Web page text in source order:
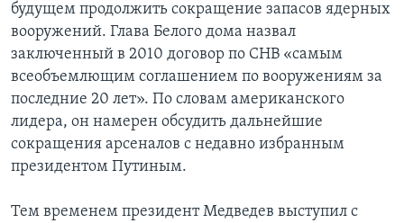
будущем продолжить сокращение запасов ядерных
вооружений. Глава Белого дома назвал
заключенный в 2010 договор по СНВ «самым
всеобъемлющим соглашением по вооружениям за
последние 20 лет». По словам американского
лидера, он намерен обсудить дальнейшие
сокращения арсеналов с недавно избранным
президентом Путиным.
Тем временем президент Медведев выступил с